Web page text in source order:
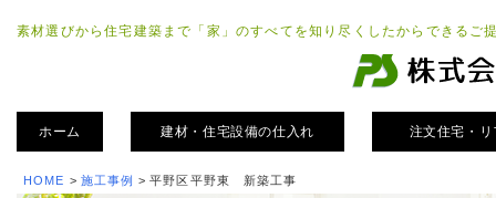
素材選びから住宅建築まで「家」のすべてを知り尽くしたからできるご
ホーム 建材・住宅設備の仕入れ 注文住宅・
HOME > 施工事例 > 平野区平野東 新築工事